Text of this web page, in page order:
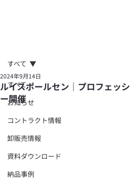
すべて
お知らせ
コントラクト情報
卸販売情報
資料ダウンロード
納品事例
すべて
ルイスポールセン｜プロフェッ
ー開催
2024年9月14日